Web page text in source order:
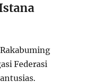
Federasi